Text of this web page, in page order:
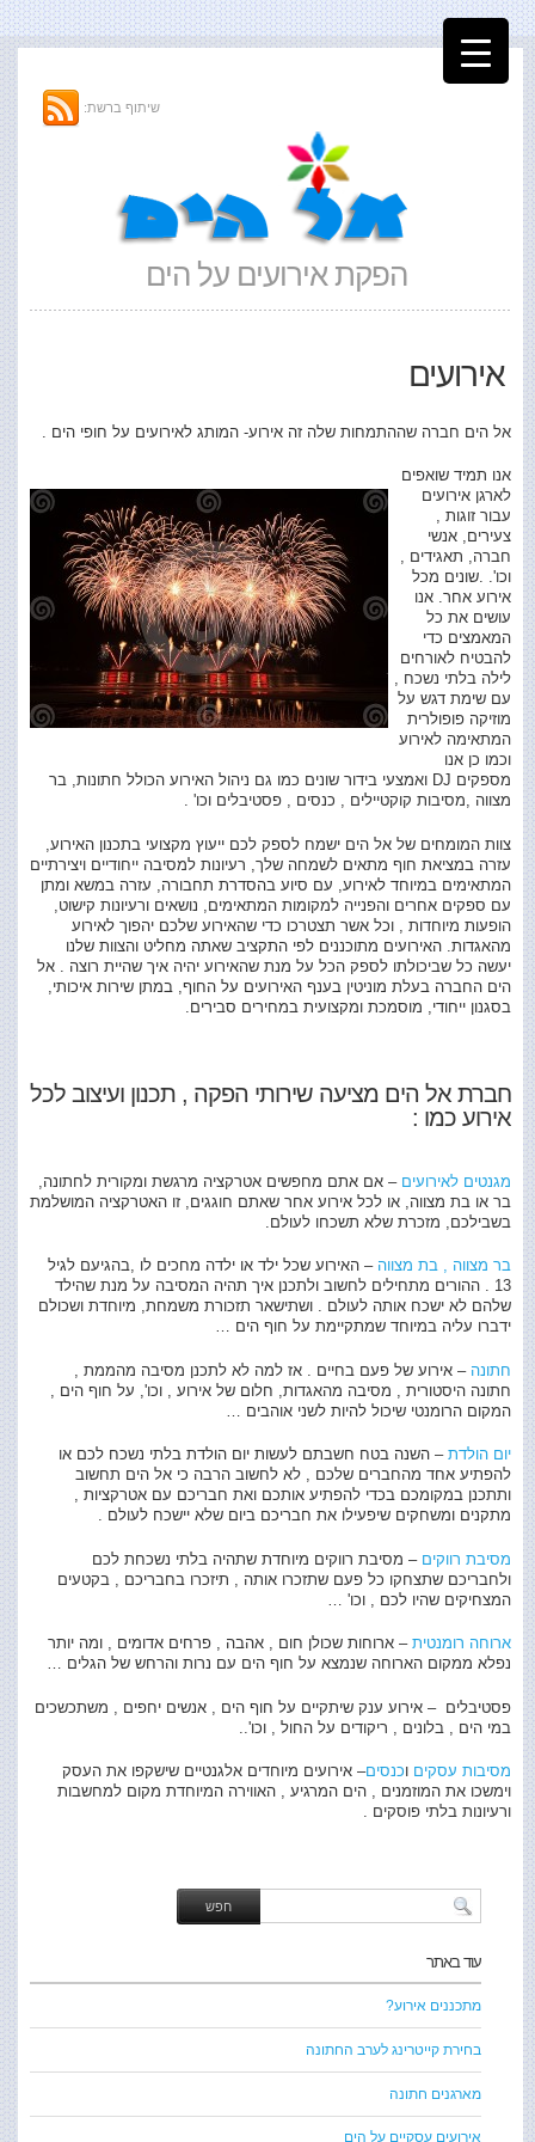
הפקת אירועים על הים
שיתוף ברשת:
אירועים
אל הים חברה שההתמחות שלה זה אירוע- המותג לאירועים על חופי הים .
אנו תמיד שואפים
לארגן אירועים
עבור זוגות ,
צעירים, אנשי
חברה, תאגידים ,
וכו'. .שונים מכל
אירוע אחר. אנו
עושים את כל
המאמצים כדי
להבטיח לאורחים
לילה בלתי נשכח ,
עם שימת דגש על
מוזיקה פופולרית
המתאימה לאירוע
וכמו כן אנו
מספקים DJ ואמצעי בידור שונים כמו גם ניהול האירוע הכולל חתונות, בר
מצווה ,מסיבות קוקטיילים , כנסים , פסטיבלים וכו' .
צוות המומחים של אל הים ישמח לספק לכם ייעוץ מקצועי בתכנון האירוע,
עזרה במציאת חוף מתאים לשמחה שלך, רעיונות למסיבה ייחודיים ויצירתיים
המתאימים במיוחד לאירוע, עם סיוע בהסדרת תחבורה, עזרה במשא ומתן
עם ספקים אחרים והפנייה למקומות המתאימים, נושאים ורעיונות קישוט,
הופעות מיוחדות , וכל אשר תצטרכו כדי שהאירוע שלכם יהפוך לאירוע
מהאגדות. האירועים מתוכננים לפי התקציב שאתה מחליט והצוות שלנו
יעשה כל שביכולתו לספק הכל על מנת שהאירוע יהיה איך שהיית רוצה . אל
הים החברה בעלת מוניטין בענף האירועים על החוף, במתן שירות איכותי,
בסגנון ייחודי, מוסמכת ומקצועית במחירים סבירים.
חברת אל הים מציעה שירותי הפקה , תכנון ועיצוב לכל
אירוע כמו :
מגנטים לאירועים – אם אתם מחפשים אטרקציה מרגשת ומקורית לחתונה,
בר או בת מצווה, או לכל אירוע אחר שאתם חוגגים, זו האטרקציה המושלמת
בשבילכם, מזכרת שלא תשכחו לעולם.
בר מצווה , בת מצווה– האירוע שכל ילד או ילדה מחכים לו ,בהגיעם לגיל
13 . ההורים מתחילים לחשוב ולתכנן איך תהיה המסיבה על מנת שהילד
שלהם לא ישכח אותה לעולם . ושתישאר תזכורת משמחת, מיוחדת ושכולם
ידברו עליה במיוחד שמתקיימת על חוף הים …
חתונה – אירוע של פעם בחיים . אז למה לא לתכנן מסיבה מהממת ,
חתונה היסטורית , מסיבה מהאגדות, חלום של אירוע , וכו', על חוף הים ,
המקום הרומנטי שיכול להיות לשני אוהבים …
יום הולדת – השנה בטח חשבתם לעשות יום הולדת בלתי נשכח לכם או
להפתיע אחד מהחברים שלכם , לא לחשוב הרבה כי אל הים תחשוב
ותתכנן במקומכם בכדי להפתיע אותכם ואת חבריכם עם אטרקציות ,
מתקנים ומשחקים שיפעילו את חבריכם ביום שלא יישכח לעולם .
מסיבת רווקים – מסיבת רווקים מיוחדת שתהיה בלתי נשכחת לכם
ולחבריכם שתצחקו כל פעם שתזכרו אותה , תיזכרו בחבריכם , בקטעים
המצחיקים שהיו לכם , וכו' …
ארוחה רומנטית – ארוחות שכולן חום , אהבה , פרחים אדומים , ומה יותר
נפלא ממקום הארוחה שנמצא על חוף הים עם נרות והרחש של הגלים …
פסטיבלים – אירוע ענק שיתקיים על חוף הים , אנשים יחפים , משתכשכים
במי הים , בלונים , ריקודים על החול , וכו'..
מסיבות עסקים וכנסים– אירועים מיוחדים אלגנטיים שישקפו את העסק
וימשכו את המוזמנים , הים המרגיע , האווירה המיוחדת מקום למחשבות
ורעיונות בלתי פוסקים .
עוד באתר
מתכננים אירוע?
בחירת קייטרינג לערב החתונה
מארגנים חתונה
אירועים עסקיים על הים